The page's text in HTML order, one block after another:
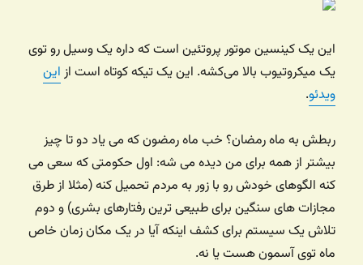
این یک کینسین موتور پروتئین است که داره یک وسیل رو توی
یک میکروتیوب بالا می‌کشه. این یک تیکه کوتاه است از این
ویدئو.
ربطش به ماه رمضان؟ خب ماه رمضون که می یاد دو تا چیز
بیشتر از همه برای من دیده می شه: اول حکومتی که سعی می
کنه الگوهای خودش رو با زور به مردم تحمیل کنه (مثلا از طرق
مجازات های سنگین برای طبیعی ترین رفتارهای بشری) و دوم
تلاش یک سیستم برای کشف اینکه آیا در یک مکان زمان خاص
ماه توی آسمون هست یا نه.